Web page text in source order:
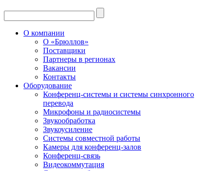
О компании
О «Брюллов»
Поставщики
Партнеры в регионах
Вакансии
Контакты
Оборудование
Конференц-системы и системы синхронного
перевода
Микрофоны и радиосистемы
Звукообработка
Звукоусиление
Системы совместной работы
Камеры для конференц-залов
Конференц-связь
Видеокоммутация